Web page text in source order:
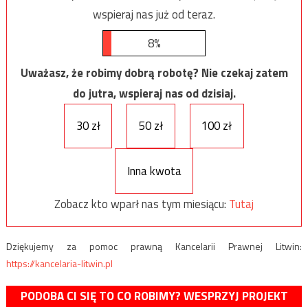
wspieraj nas już od teraz.
8%
Uważasz, że robimy dobrą robotę? Nie czekaj zatem
do jutra, wspieraj nas od dzisiaj.
30 zł
50 zł 100 zł
Inna kwota
Zobacz kto wparł nas tym miesiącu: Tutaj
Dziękujemy za pomoc prawną Kancelarii Prawnej Litwin:
https://kancelaria-litwin.pl
PODOBA CI SIĘ TO CO ROBIMY? WESPRZYJ PROJEKT